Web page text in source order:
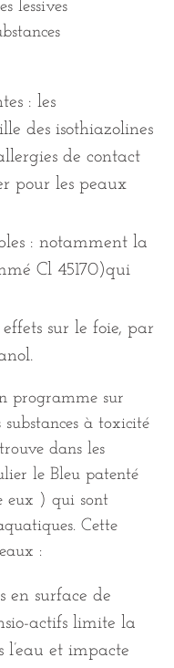
lessives
: les
des isothiazolines
de contact
pour les peaux
: notamment la
Cl 45170)qui
sur le foie, par
programme sur
à toxicité
dans les
le Bleu patenté
eux ) qui sont
Cette
:
en surface de
actifs limite la
l’eau et impacte